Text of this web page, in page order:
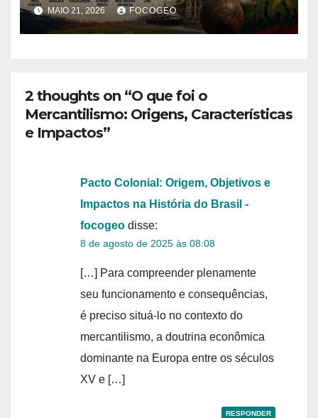
geopolítica e transformações
territoriais
MAIO 21, 2026 FOCOGEO
2 thoughts on “O que foi o
Mercantilismo: Origens, Características
e Impactos”
Pacto Colonial: Origem, Objetivos e
Impactos na História do Brasil -
focogeo disse:
8 de agosto de 2025 às 08:08
[…] Para compreender plenamente
seu funcionamento e consequências,
é preciso situá-lo no contexto do
mercantilismo, a doutrina econômica
dominante na Europa entre os séculos
XV e […]
RESPONDER